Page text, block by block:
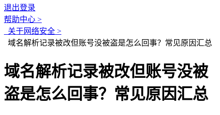
退出登录
帮助中心 >
关于网络安全 >
域名解析记录被改但账号没被盗是怎么回事？常见原因汇总
域名解析记录被改但账号没被
盗是怎么回事？常见原因汇总